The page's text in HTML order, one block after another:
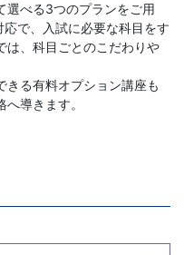
選べる3つのプランをご用
で、入試に必要な科目をす
は、科目ごとのこだわりや
きる有料オプション講座も
導きます。